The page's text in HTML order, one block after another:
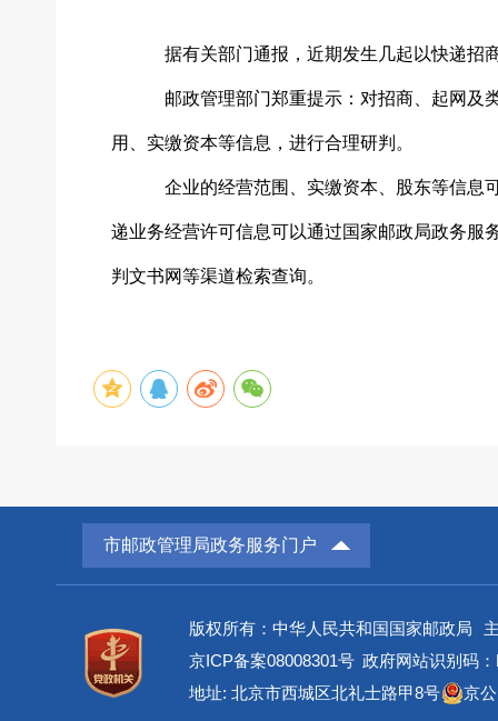
据有关部门通报，近期发生几起以快递招
邮政管理部门郑重提示：对招商、起网及
用、实缴资本等信息，进行合理研判。
企业的经营范围、实缴资本、股东等信息
递业务经营许可信息可以通过国家邮政局政务服
判文书网等渠道检索查询。
市邮政管理局政务服务门户
版权所有：中华人民共和国国家邮政局
京ICP备案08008301号 政府网站识别码
地址: 北京市西城区北礼士路甲8号
京